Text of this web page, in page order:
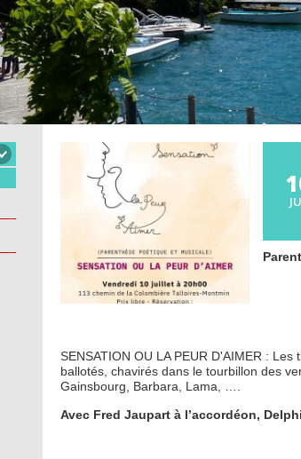
Centre de loisirs et
périscolaire
Vacances
Subventions
SENSATION OU LA PEUR D'AIMER :
ballotés, chavirés dans le tourbillon des
Gainsbourg, Barbara, Lama, ….
Avec Fred Jaupart à l’accordéon,